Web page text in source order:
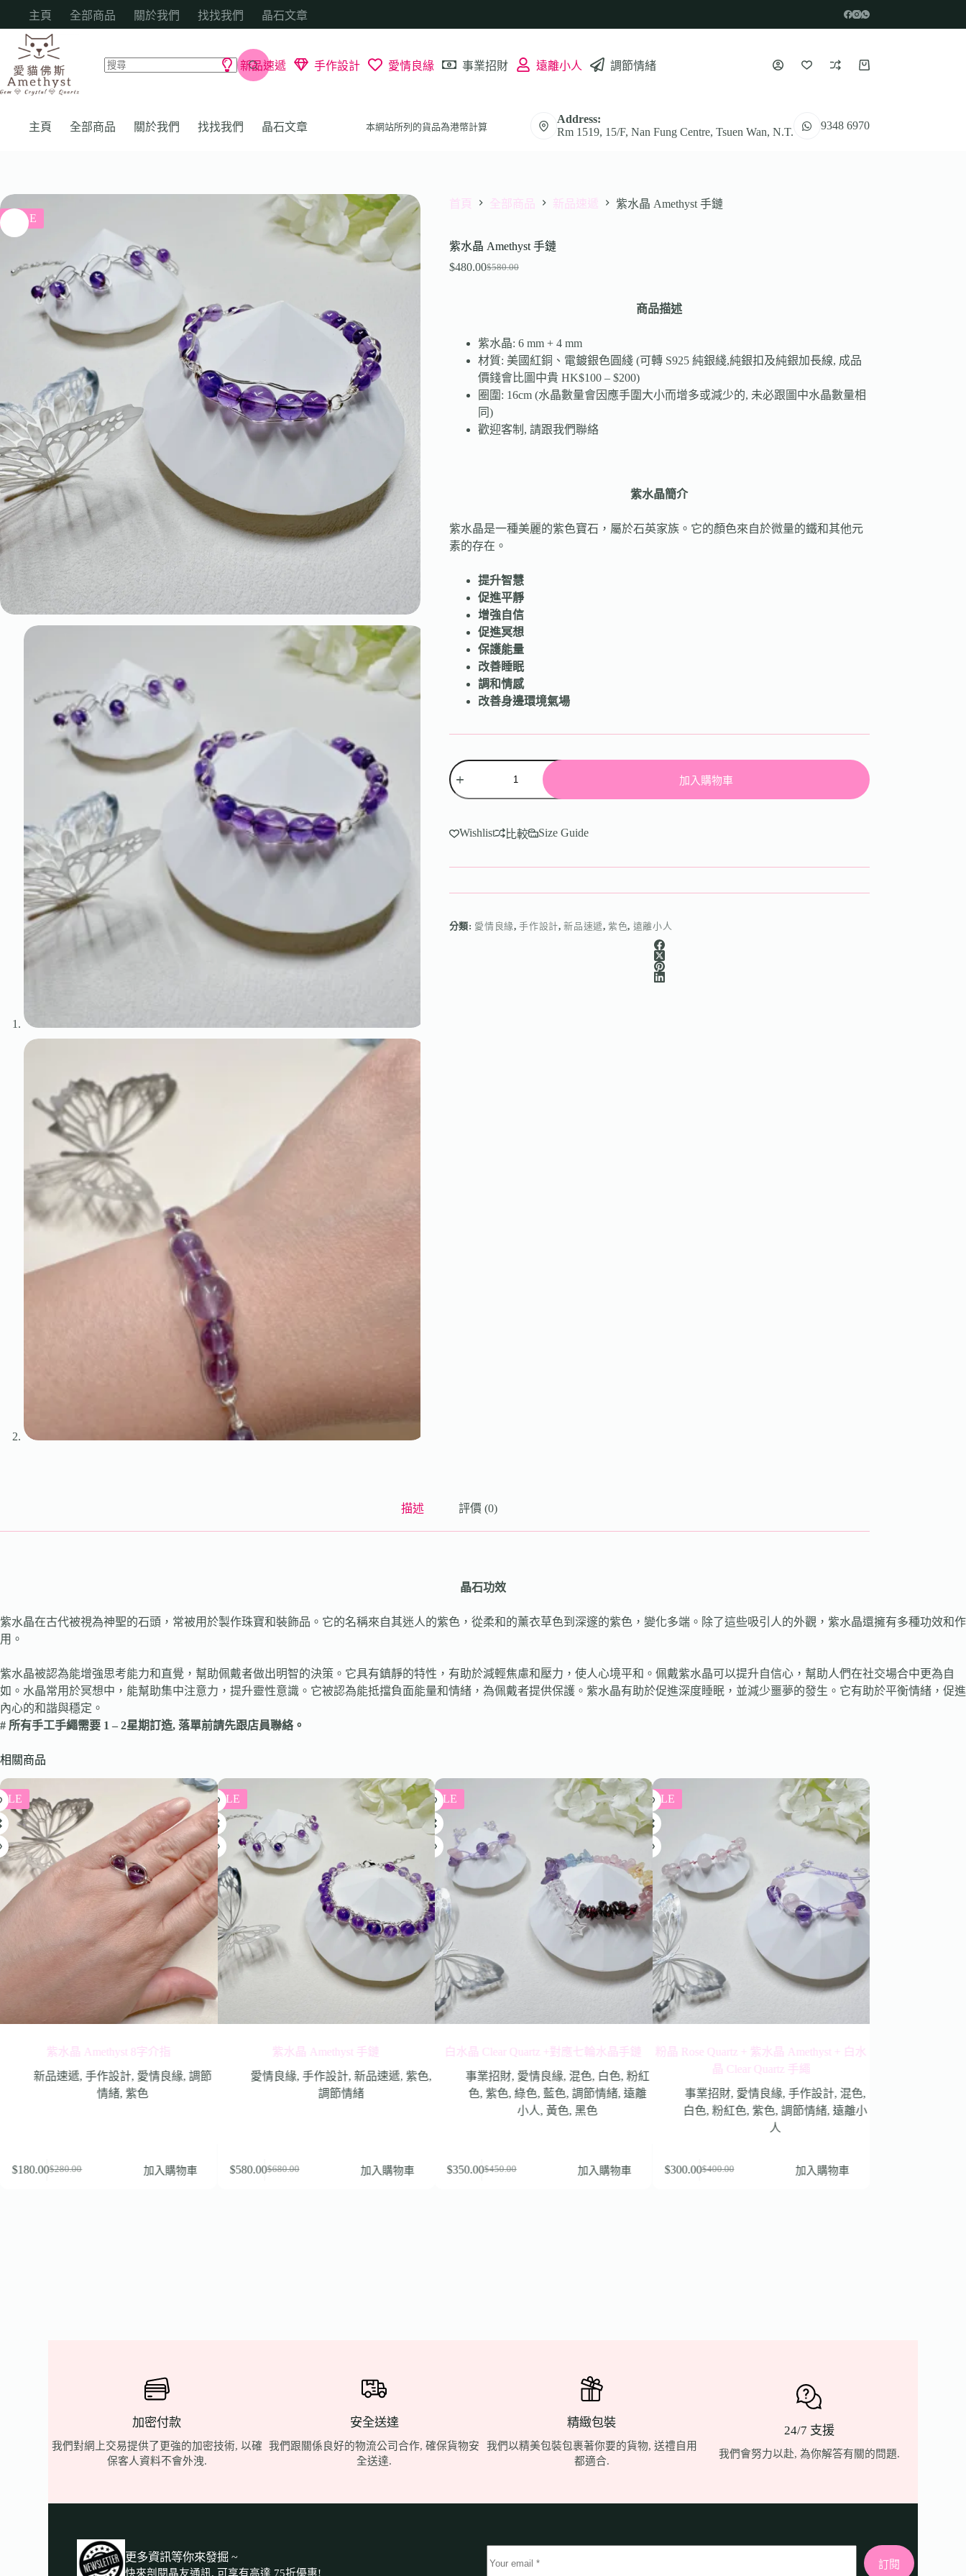
主頁 全部商品 關於我們 找找我們 晶石文章
新品速遞 手作設計 愛情良緣 事業招財 遠離小人 調節情緒
主頁 全部商品 關於我們 找找我們 晶石文章 本網站所列的貨品為港幣計算
Address:
Rm 1519, 15/F, Nan Fung Centre, Tsuen Wan, N.T.
9348 6970
SALE
首頁 全部商品 新品速遞 紫水晶 Amethyst 手鏈
紫水晶 Amethyst 手鏈
$580.00
$480.00
商品描述
紫水晶: 6 mm + 4 mm
材質: 美國紅銅、電鍍銀色圓綫 (可轉 S925 純銀綫,純銀扣及純銀加長線, 成品
價錢會比圖中貴 HK$100 – $200)
圈圍: 16cm (水晶數量會因應手圍大小而增多或減少的, 未必跟圖中水晶數量相
同)
歡迎客制, 請跟我們聯絡
紫水晶簡介
紫水晶是一種美麗的紫色寶石，屬於石英家族。它的顏色來自於微量的鐵和其他元
素的存在。
提升智慧
促進平靜
增強自信
促進冥想
保護能量
改善睡眠
調和情感
改善身邊環境氣場
加入購物車
Wishlist 比較 Size Guide
分類: 愛情良緣,手作設計,新品速遞,紫色, 遠離小人
描述 評價 (0)
晶石功效
紫水晶在古代被視為神聖的石頭，常被用於製作珠寶和裝飾品。它的名稱來自其迷人的紫色，從柔和的薰衣草色到深邃的紫色，變化多端。除了這些吸引人的外觀，紫水晶還擁有多種功效和作
用。
紫水晶被認為能增強思考能力和直覺，幫助佩戴者做出明智的決策。它具有鎮靜的特性，有助於減輕焦慮和壓力，使人心境平和。佩戴紫水晶可以提升自信心，幫助人們在社交場合中更為自
如。水晶常用於冥想中，能幫助集中注意力，提升靈性意識。它被認為能抵擋負面能量和情緒，為佩戴者提供保護。紫水晶有助於促進深度睡眠，並減少噩夢的發生。它有助於平衡情緒，促進
內心的和諧與穩定。
# 所有手工手繩需要 1 – 2星期訂造, 落單前請先跟店員聯絡。
相關商品
紫水晶 Amethyst 8字介指
新品速遞,手作設計,愛情良緣,調節
紫色
$ 280.00 加入購物車
SALE
紫水晶 Amethyst 手鏈
愛情良緣,手作設計,新品速遞,紫色,
調節情緒
$680.00
580.00 加入購物車
SALE
白水晶 Clear Quartz +對應七輪水晶手鏈
事業招財,愛情良緣,混色, 白色, 粉紅
紫色, 綠色, 藍色, 調節情緒,遠離
黃色, 黑色
$450.00
350.00 加入購物車
SALE
粉晶 Rose Quartz + 紫水晶 Amethyst + 白水
晶 Clear Quartz 手繩
事業招財,愛情良緣,手作設計,混色,
粉紅色,紫色,調節情緒,遠離小
$400.00
300.00 加入購物車
SALE
白水晶 Clear Quartz +
加密付款
我們對網上交易提供了更強的加密技術, 以確
保客人資料不會外洩.
安全送達
我們跟關係良好的物流公司合作, 確保貨物安
全送達.
精緻包裝
我們以精美包裝包裹著你要的貨物, 送禮自用
都適合.
24/7 支援
我們會努力以赴, 為你解答有關的問題.
更多資訊等你來發掘 ~
快來剖閱晶友通訊, 可享有高達 75折優惠!
訂閱